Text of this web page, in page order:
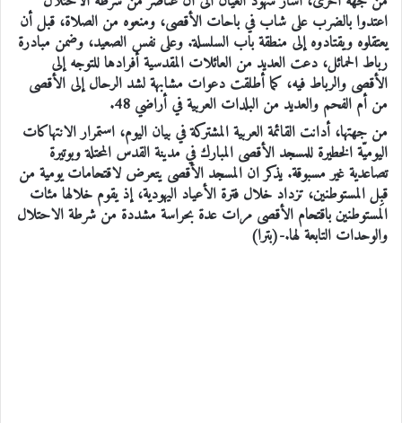
اعتدوا بالضرب على شاب في باحات الأقصى، ومنعوه من الصلاة، قبل أن
يعتقلوه ويقتادوه إلى منطقة باب السلسلة. وعلى نفس الصعيد، وضمن مبادرة
رباط الحمائل، دعت العديد من العائلات المقدسية أفرادها للتوجه إلى
الأقصى والرباط فيه، كما أطلقت دعوات مشابهة لشد الرحال إلى الأقصى
من أم الفحم والعديد من البلدات العربية في أراضي 48.
من جهتها، أدانت القائمة العربية المشتركة في بيان اليوم، استمرار الانتهاكات
اليوميّة الخطيرة للمسجد الأقصى المبارك في مدينة القدس المحتلة وبوتيرة
تصاعدية غير مسبوقة. يذكر ان المسجد الأقصى يتعرض لاقتحامات يومية من
قبِل المستوطنين، تزداد خلال فترة الأعياد اليهودية، إذ يقوم خلالها مئات
المستوطنين باقتحام الأقصى مرات عدة بحراسة مشددة من شرطة الاحتلال
والوحدات التابعة لها.-(بترا)